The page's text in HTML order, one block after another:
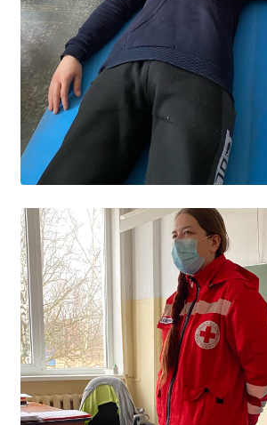
Противодействие коррупции
Всероссийское чемпионатное
Региональная инновационная
СВЕДЕНИЯ ОБ ОБРАЗОВАТЕЛЬНОЙ
Основные сведения
Структура и органы управления
организацией
Документы
Образование
Образовательные стандарты и
Руководство
Педагогический состав
Материально-техническое
оснащенность образовательного
Доступная среда
Стипендии и меры поддержки